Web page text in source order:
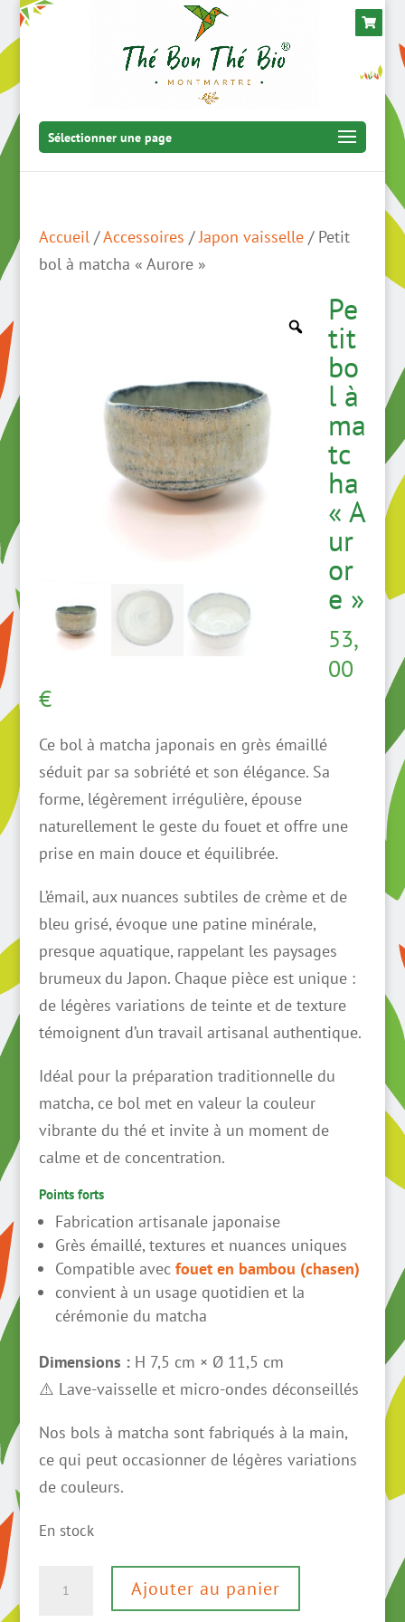
Sélectionner une page
Accueil/Accessoires /Japon vaisselle/ Petit
bol à matcha « Aurore »
Pe
tit
bo
l à
ma
tc
ha
« A
ur
or
e »
53,
00
€
Ce bol à matcha japonais en grès émaillé
séduit par sa sobriété et son élégance. Sa
forme, légèrement irrégulière, épouse
naturellement le geste du fouet et offre une
prise en main douce et équilibrée.
L’émail, aux nuances subtiles de crème et de
bleu grisé, évoque une patine minérale,
presque aquatique, rappelant les paysages
brumeux du Japon. Chaque pièce est unique :
de légères variations de teinte et de texture
témoignent d’un travail artisanal authentique.
Idéal pour la préparation traditionnelle du
matcha, ce bol met en valeur la couleur
vibrante du thé et invite à un moment de
calme et de concentration.
Points forts
Fabrication artisanale japonaise
Grès émaillé, textures et nuances uniques
Compatible avec fouet en bambou (chasen)
convient à un usage quotidien et la
cérémonie du matcha
Dimensions :H 7,5 cm × Ø 11,5 cm
⚠️ Lave-vaisselle et micro-ondes déconseillés
Nos bols à matcha sont fabriqués à la main,
ce qui peut occasionner de légères variations
de couleurs.
En stock
Ajouter au panier